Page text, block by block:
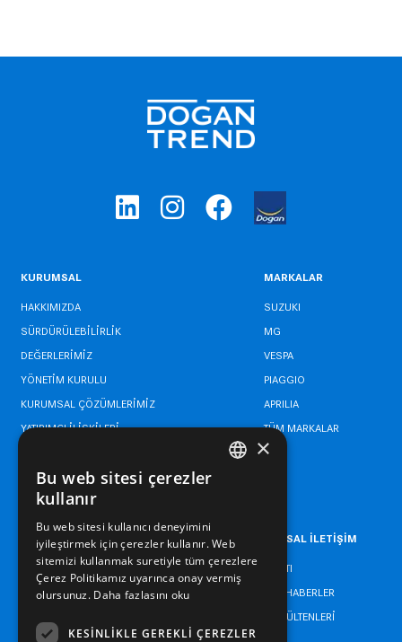
KURUMSAL
HAKKIMIZDA
SÜRDÜRÜLEBİLİRLİK
DEĞERLERİMİZ
YÖNETİM KURULU
KURUMSAL ÇÖZÜMLERİMİZ
YATIRIMCI İLİŞKİLERİ
YÖNETİM SİSTEMLERİ POLİTİKASI
MARKALAR
SUZUKI
MG
VESPA
PIAGGIO
APRILIA
TÜM MARKALAR
KARİYER KURUMSAL İLETİŞİM
ETİK HATTI
BİZDEN HABERLER
BASIN BÜLTENLERİ
TURKISH
×
Bu web sitesi çerezler
kullanır
Bu web sitesi kullanıcı deneyimini
iyileştirmek için çerezler kullanır. Web
sitemizi kullanmak suretiyle tüm çerezlere
Çerez Politikamız uyarınca onay vermiş
olursunuz. Daha fazlasını oku
KESINLIKLE GEREKLI ÇEREZLER